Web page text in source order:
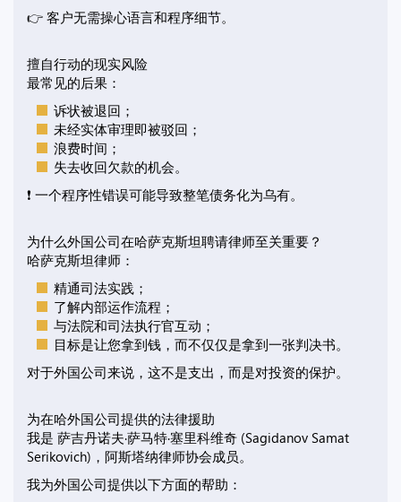
👉 客户无需操心语言和程序细节。
擅自行动的现实风险
最常见的后果：
诉状被退回；
未经实体审理即被驳回；
浪费时间；
失去收回欠款的机会。
❗ 一个程序性错误可能导致整笔债务化为乌有。
为什么外国公司在哈萨克斯坦聘请律师至关重要？
哈萨克斯坦律师：
精通司法实践；
了解内部运作流程；
与法院和司法执行官互动；
目标是让您拿到钱，而不仅仅是拿到一张判决书。
对于外国公司来说，这不是支出，而是对投资的保护。
为在哈外国公司提供的法律援助
我是 萨吉丹诺夫·萨马特·塞里科维奇 (Sagidanov Samat
Serikovich)，阿斯塔纳律师协会成员。
我为外国公司提供以下方面的帮助：